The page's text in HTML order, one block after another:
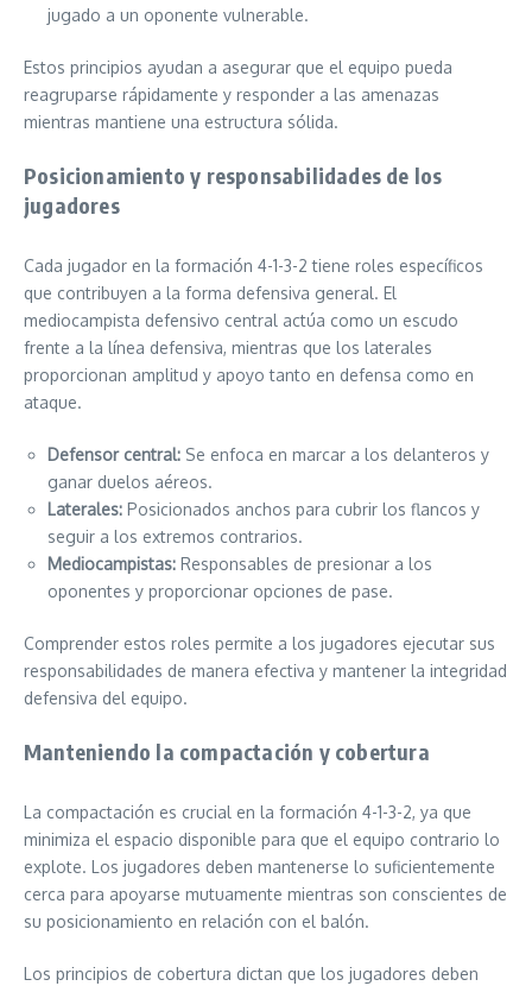
jugado a un oponente vulnerable.
Estos principios ayudan a asegurar que el equipo pueda
reagruparse rápidamente y responder a las amenazas
mientras mantiene una estructura sólida.
Posicionamiento y responsabilidades de los
jugadores
Cada jugador en la formación 4-1-3-2 tiene roles específicos
que contribuyen a la forma defensiva general. El
mediocampista defensivo central actúa como un escudo
frente a la línea defensiva, mientras que los laterales
proporcionan amplitud y apoyo tanto en defensa como en
ataque.
Defensor central: Se enfoca en marcar a los delanteros y
ganar duelos aéreos.
Laterales: Posicionados anchos para cubrir los flancos y
seguir a los extremos contrarios.
Mediocampistas: Responsables de presionar a los
oponentes y proporcionar opciones de pase.
Comprender estos roles permite a los jugadores ejecutar sus
responsabilidades de manera efectiva y mantener la integridad
defensiva del equipo.
Manteniendo la compactación y cobertura
La compactación es crucial en la formación 4-1-3-2, ya que
minimiza el espacio disponible para que el equipo contrario lo
explote. Los jugadores deben mantenerse lo suficientemente
cerca para apoyarse mutuamente mientras son conscientes de
su posicionamiento en relación con el balón.
Los principios de cobertura dictan que los jugadores deben